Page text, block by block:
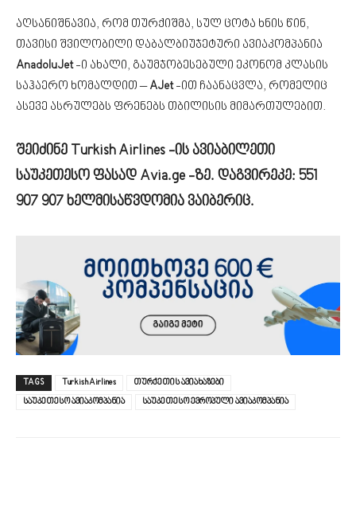
აღსანიშნავია, რომ თურქიშმა, სულ ცოტა ხნის წინ,
თავისი შვილობილი დაბალბიუჯეტური ავიაკომპანია
AnadoluJet-ი ახალი, გაუმჯობესებული ეკონომ კლასის
საჰაერო ხომალდით –AJet-ით ჩაანაცვლა, რომელიც
ასევე ასრულებს ფრენებს თბილისის მიმართულებით.
შეიძინე Turkish Airlines -ის ავიაბილეთი
საუკეთესო ფასად Avia.ge -ზე. დაგვირეკე: 551
907 907ხელმისაწვდომია ვაიბერიც.
TAGS Turkish Airlines
თურქეთის ავიახაზები
საუკეთესო ავიაკომპანია
საუკეთესო ევროპული ავიაკომპანია